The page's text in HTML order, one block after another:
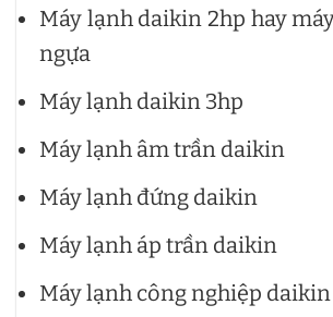
Máy lạnh daikin 2hp hay
ngựa
Máy lạnh daikin 3hp
Máy lạnh âm trần daikin
Máy lạnh đứng daikin
Máy lạnh áp trần daikin
Máy lạnh công nghiệp daikin